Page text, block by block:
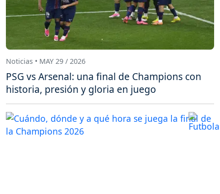
Noticias • MAY 29 / 2026
PSG vs Arsenal: una final de Champions con
historia, presión y gloria en juego